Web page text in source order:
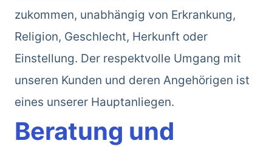
zukommen, unabhängig von Erkrankung,
Religion, Geschlecht, Herkunft oder
Einstellung. Der respektvolle Umgang mit
unseren Kunden und deren Angehörigen ist
eines unserer Hauptanliegen.
Beratung und